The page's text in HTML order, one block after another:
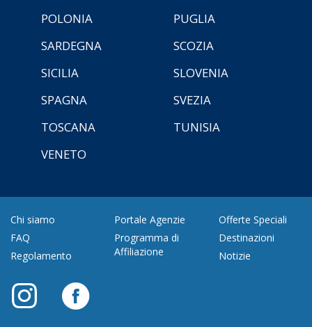
POLONIA
PUGLIA
SARDEGNA
SCOZIA
SICILIA
SLOVENIA
SPAGNA
SVEZIA
TOSCANA
TUNISIA
VENETO
Chi siamo
FAQ
Regolamento
Portale Agenzie
Programma di
Affiliazione
Offerte Speciali
Destinazioni
Notizie